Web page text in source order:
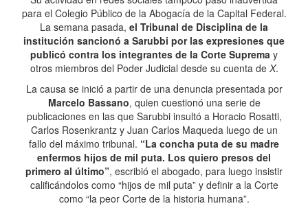
para el Colegio Público de la Abogacía de la Capital Federal.
La semana pasada, el Tribunal de Disciplina de la
institución sancionó a Sarubbi por las expresiones que
publicó contra los integrantes de la Corte Suprema y
otros miembros del Poder Judicial desde su cuenta de X.
La causa se inició a partir de una denuncia presentada por
Marcelo Bassano, quien cuestionó una serie de
publicaciones en las que Sarubbi insultó a Horacio Rosatti,
Carlos Rosenkrantz y Juan Carlos Maqueda luego de un
fallo del máximo tribunal. “La concha puta de su madre
enfermos hijos de mil puta. Los quiero presos del
primero al último”, escribió el abogado, para luego insistir
calificándolos como “hijos de mil puta” y definir a la Corte
como “la peor Corte de la historia humana”.